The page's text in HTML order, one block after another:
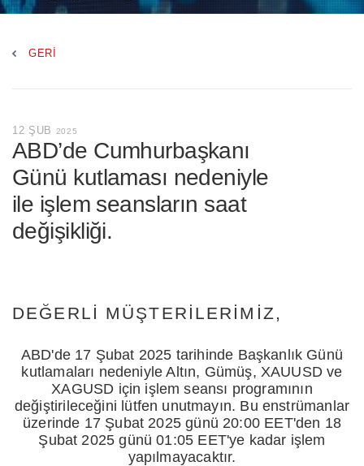
GERI
12 ŞUB 2025
ABD’de Cumhurbaşkanı
Günü kutlaması nedeniyle
ile işlem seansların saat
değişikliği.
DEĞERLI MÜŞTERILERIMIZ,
ABD'de 17 Şubat 2025 tarihinde Başkanlık Günü
kutlamaları nedeniyle Altın, Gümüş, XAUUSD ve
XAGUSD için işlem seansı programının
değiştirileceğini lütfen unutmayın. Bu enstrümanlar
üzerinde 17 Şubat 2025 günü 20:00 EET'den 18
Şubat 2025 günü 01:05 EET'ye kadar işlem
yapılmayacaktır.